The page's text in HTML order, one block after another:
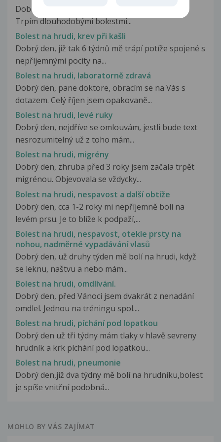
Dobrý den, je mi 26 let, kuřák, sedavé povolání.
Trpím dlouhodobými bolestmi...
Bolest na hrudi, krev při kašli
Dobrý den, již tak 6 týdnů mě trápí potíže spojené s
nepříjemnými pocity na...
Bolest na hrudi, laboratorně zdravá
Dobrý den, pane doktore, obracím se na Vás s
dotazem. Celý říjen jsem opakovaně...
Bolest na hrudi, levé ruky
Dobrý den, nejdříve se omlouvám, jestli bude text
nesrozumitelný už z toho mám...
Bolest na hrudi, migrény
Dobrý den, zhruba před 3 roky jsem začala trpět
migrénou. Objevovala se vždycky...
Bolest na hrudi, nespavost a další obtíže
Dobrý den, cca 1-2 roky mi nepříjemně bolí na
levém prsu. Je to blíže k podpaží,...
Bolest na hrudi, nespavost, otekle prsty na
nohou, nadměrné vypadávání vlasů
Dobrý den, už druhy týden mě bolí na hrudi, když
se leknu, naštvu a nebo mám...
Bolest na hrudi, omdlívání.
Dobrý den, před Vánoci jsem dvakrát z nenadání
omdlel. Jednou na tréningu spol....
Bolest na hrudi, píchání pod lopatkou
Dobrý den už tři týdny mám tlaky v hlavě sevreny
hrudník a krk píchání pod lopatkou...
Bolest na hrudi, pneumonie
Dobrý den,již dva týdny mě bolí na hrudníku,bolest
je spíše vnitřní podobná...
MOHLO BY VÁS ZAJÍMAT